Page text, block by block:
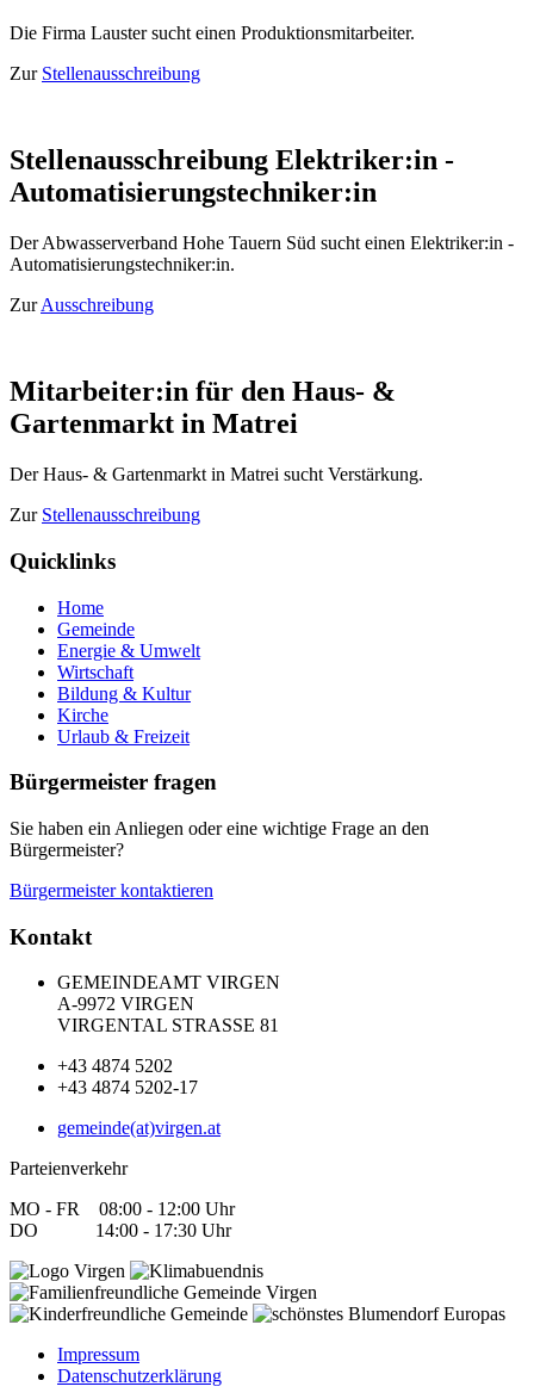
Die Firma Lauster sucht einen Produktionsmitarbeiter.
Zur Stellenausschreibung
Stellenausschreibung Elektriker:in -
Automatisierungstechniker:in
Der Abwasserverband Hohe Tauern Süd sucht einen Elektriker:in -
Automatisierungstechniker:in.
ZurAusschreibung
Mitarbeiter:in für den Haus- &
Gartenmarkt in Matrei
Der Haus- & Gartenmarkt in Matrei sucht Verstärkung.
Zur Stellenausschreibung
Quicklinks
Home
Gemeinde
Energie & Umwelt
Wirtschaft
Bildung & Kultur
Kirche
Urlaub & Freizeit
Bürgermeister fragen
Sie haben ein Anliegen oder eine wichtige Frage an den
Bürgermeister?
Bürgermeister kontaktieren
Kontakt
GEMEINDEAMT VIRGEN
A-9972 VIRGEN
VIRGENTAL STRASSE 81
+43 4874 5202
+43 4874 5202-17
gemeinde(at)virgen.at
Parteienverkehr
MO - FR 08:00 - 12:00 Uhr
DO 14:00 - 17:30 Uhr
Impressum
Datenschutzerklärung